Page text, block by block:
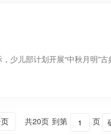
儿部计划开展“中秋月明”古
共20页 到第 页